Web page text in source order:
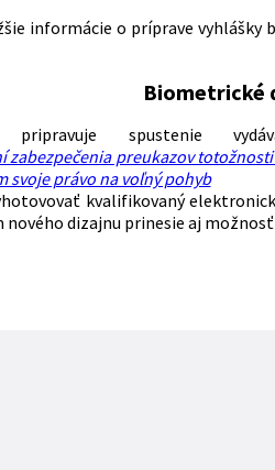
informácie o príprave
Biometrické
pripravuje spustenie
zabezpečenia preukazov
právo na voľný pohyb
kvalifikovaný
nového dizajnu prinesie aj